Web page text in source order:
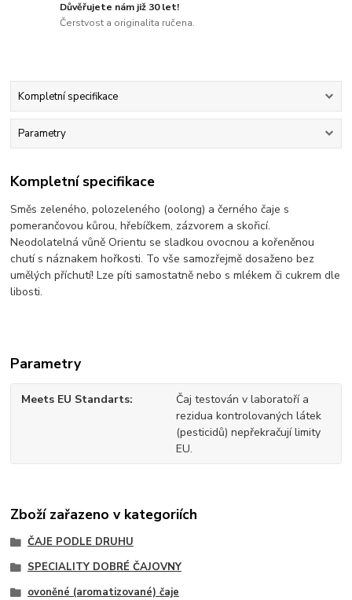
Důvěřujete nám již 30 let!
Čerstvost a originalita ručena.
Kompletní specifikace
Parametry
Kompletní specifikace
Směs zeleného, polozeleného (oolong) a černého čaje s
pomerančovou kůrou, hřebíčkem, zázvorem a skořicí.
Neodolatelná vůně Orientu se sladkou ovocnou a kořeněnou
chutí s náznakem hořkosti. To vše samozřejmě dosaženo bez
umělých příchutí! Lze píti samostatně nebo s mlékem či cukrem dle
libosti.
Parametry
Meets EU Standarts
Čaj testován v laboratoří a
rezidua kontrolovaných látek
(pesticidů) nepřekračují limity
EU.
Zboží zařazeno v kategoriích
ČAJE PODLE DRUHU
SPECIALITY DOBRÉ ČAJOVNY
ovoněné (aromatizované) čaje